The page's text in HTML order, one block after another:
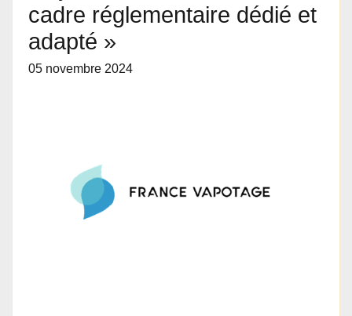
cadre réglementaire dédié et
adapté »
05 novembre 2024